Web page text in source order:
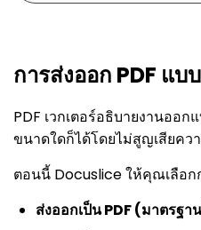
การส่งออก PDF แบ
PDF เวกเตอร์อธิบายงานอ
ขนาดใดก็ได้โดยไม่สูญเสียค
ตอนนี้ Docuslice ให้คุณเลือก
ส่งออกเป็น PDF (มาตรฐา